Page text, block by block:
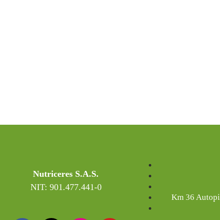
Nutriceres S.A.S.
NIT: 901.477.441-0
Km 36